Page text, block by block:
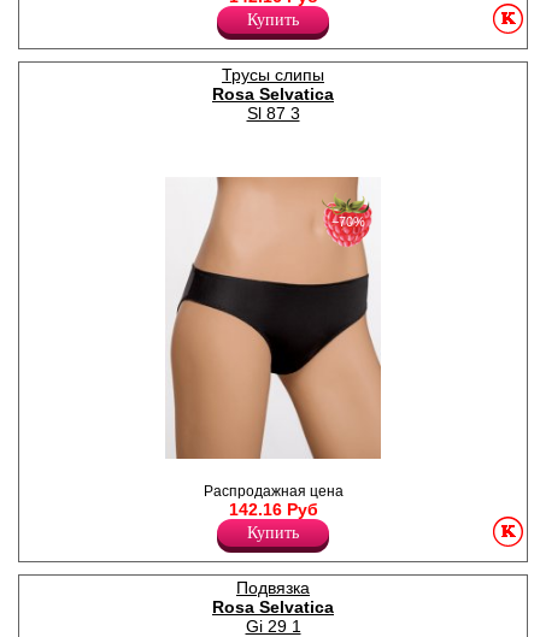
декоративной резинкой по
поясу и ножке. Наша новая
утончённая коллекция
нижнего белья Audrey —
классика, которая
обязательно должна быть в
гардеробе каждой женщины!
одеждой. Широкий
модельный ряд позволит
подобрать свой идеальный
комплект на каждый день.
Белый цвет ассоциируется с
нежностью, романтичностью
и женственностью, подходит
практически для любых
случаев и нарядов.
Лайкра 17%
Полиамид 83%
Купить
Трусы слипы
Rosa Selvatica
Sl 87 3
однотонные, с заниженной
линией талии, с
декоративной резинкой по
поясу и ножке. Наша новая
утончённая коллекция
нижнего белья Audrey —
классика, которая
обязательно должна быть в
гардеробе каждой женщины!
−70%
Распродажная цена
142.16 Руб
Купить
Подвязка
Rosa Selvatica
Gi 29 1